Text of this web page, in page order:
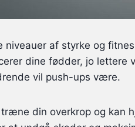
niveauer af styrke og
dine fødder, jo
vil push-ups være.
din overkrop og kan